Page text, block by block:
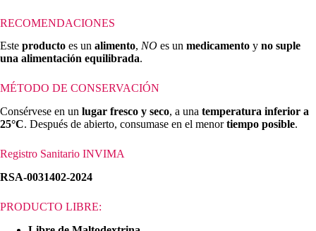
RECOMENDACIONES
Este producto es un alimento, NO es un medicamento y no suple
una alimentación equilibrada.
MÉTODO DE CONSERVACIÓN
Consérvese en un lugar fresco y seco, a una temperatura inferior a
25°C. Después de abierto, consumase en el menortiempo posible.
Registro Sanitario INVIMA
RSA-0031402-2024
PRODUCTO LIBRE: